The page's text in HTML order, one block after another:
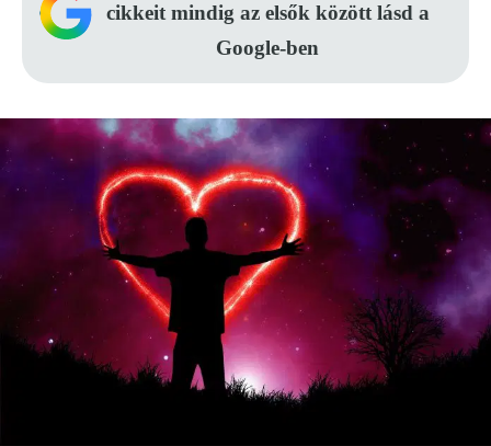
cikkeit mindig az elsők között lásd a
Google-ben